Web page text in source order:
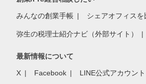
みんなの創業手帳 シェアオフィス
弥生の税理士紹介ナビ（外部サイト）
最新情報について
X Facebook LINE公式アカウント